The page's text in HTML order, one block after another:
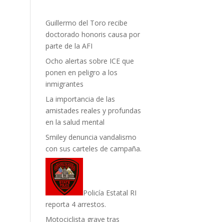
Guillermo del Toro recibe
doctorado honoris causa por
parte de la AFI
Ocho alertas sobre ICE que
ponen en peligro a los
inmigrantes
La importancia de las
amistades reales y profundas
en la salud mental
Smiley denuncia vandalismo
con sus carteles de campaña.
Policía Estatal RI
reporta 4 arrestos.
Motociclista grave tras